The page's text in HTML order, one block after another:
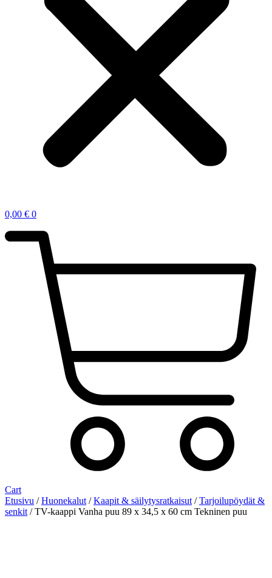
0,00 € 0
Cart
Etusivu /Huonekalut /Kaapit & säilytysratkaisut /Tarjoilupöydät &
senkit / TV-kaappi Vanha puu 89 x 34,5 x 60 cm Tekninen puu